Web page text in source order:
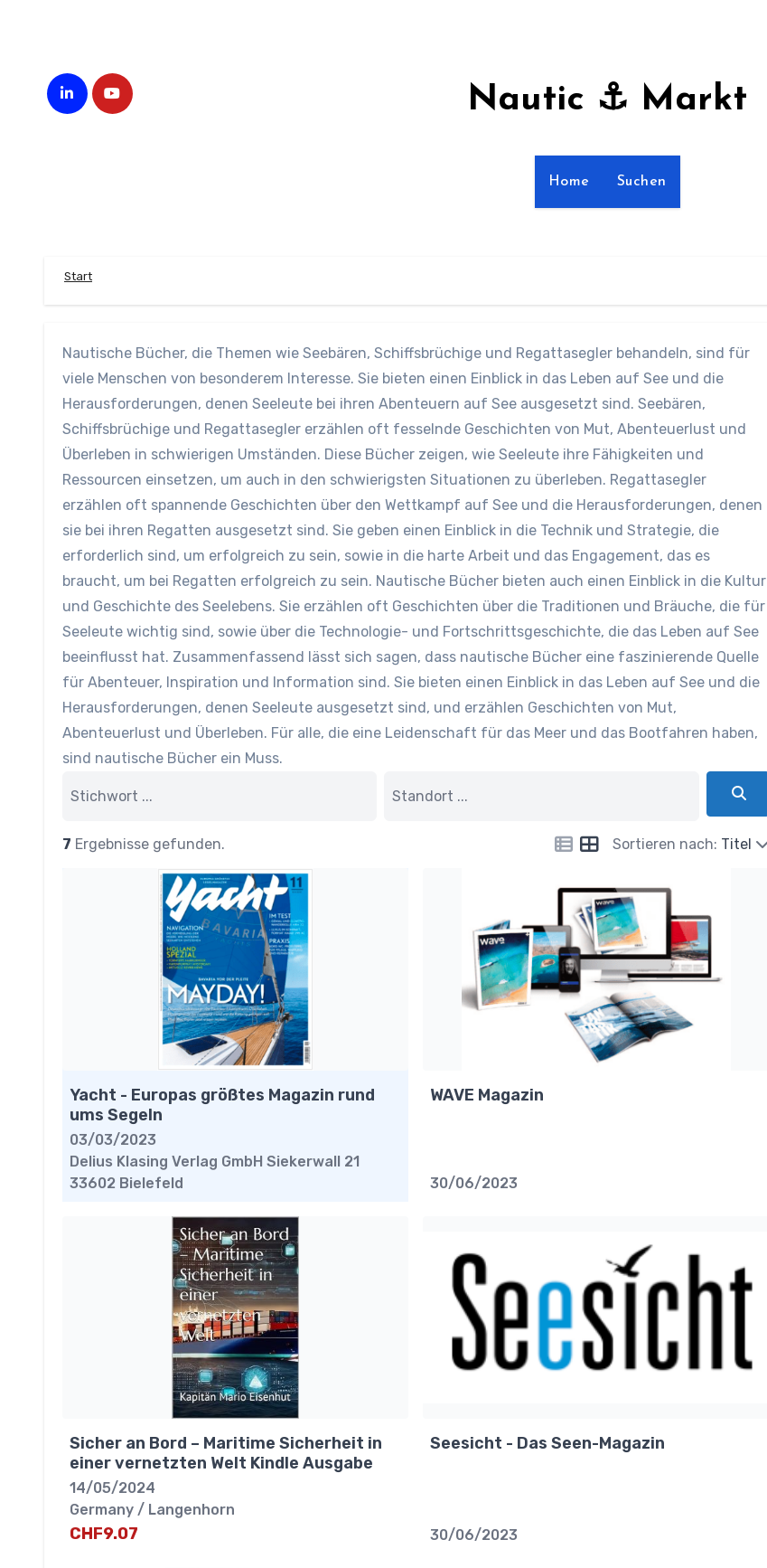
Nautic ⚓ Markt
Home Suchen
Start
Nautische Bücher, die Themen wie Seebären, Schiffsbrüchige und Regattasegler behandeln, sind für
viele Menschen von besonderem Interesse. Sie bieten einen Einblick in das Leben auf See und die
Herausforderungen, denen Seeleute bei ihren Abenteuern auf See ausgesetzt sind. Seebären,
Schiffsbrüchige und Regattasegler erzählen oft fesselnde Geschichten von Mut, Abenteuerlust und
Überleben in schwierigen Umständen. Diese Bücher zeigen, wie Seeleute ihre Fähigkeiten und
Ressourcen einsetzen, um auch in den schwierigsten Situationen zu überleben. Regattasegler
erzählen oft spannende Geschichten über den Wettkampf auf See und die Herausforderungen, denen
sie bei ihren Regatten ausgesetzt sind. Sie geben einen Einblick in die Technik und Strategie, die
erforderlich sind, um erfolgreich zu sein, sowie in die harte Arbeit und das Engagement, das es
braucht, um bei Regatten erfolgreich zu sein. Nautische Bücher bieten auch einen Einblick in die Kultur
und Geschichte des Seelebens. Sie erzählen oft Geschichten über die Traditionen und Bräuche, die für
Seeleute wichtig sind, sowie über die Technologie- und Fortschrittsgeschichte, die das Leben auf See
beeinflusst hat. Zusammenfassend lässt sich sagen, dass nautische Bücher eine faszinierende Quelle
für Abenteuer, Inspiration und Information sind. Sie bieten einen Einblick in das Leben auf See und die
Herausforderungen, denen Seeleute ausgesetzt sind, und erzählen Geschichten von Mut,
Abenteuerlust und Überleben. Für alle, die eine Leidenschaft für das Meer und das Bootfahren haben,
sind nautische Bücher ein Muss.
Sortieren nach: Titel
7 Ergebnisse gefunden.
Yacht - Europas größtes Magazin rund
ums Segeln
03/03/2023
Delius Klasing Verlag GmbH Siekerwall 21
33602 Bielefeld
WAVE Magazin
30/06/2023
Sicher an Bord – Maritime Sicherheit in
einer vernetzten Welt Kindle Ausgabe
14/05/2024
Germany / Langenhorn
CHF9.07
Seesicht - Das Seen-Magazin
30/06/2023